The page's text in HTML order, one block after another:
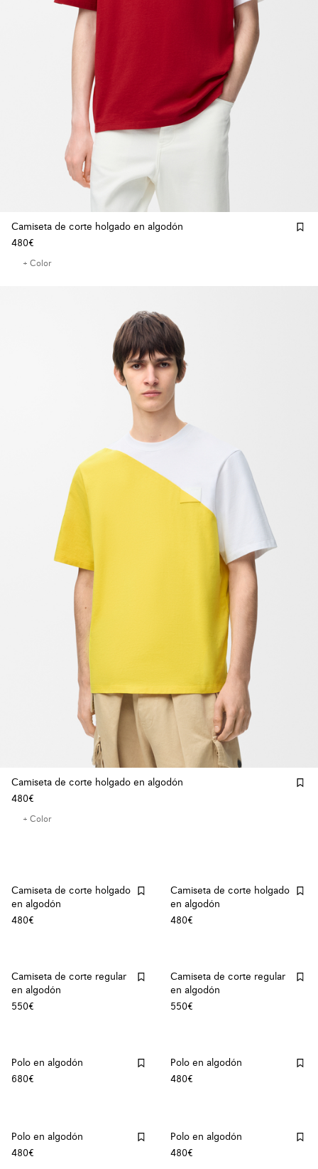
Camiseta de corte holgado en algodón
480€
+ Color
Camiseta de corte holgado en algodón
480€
+ Color
Camiseta de corte holgado
en algodón
480€
Camiseta de corte holgado
en algodón
480€
Camiseta de corte regular
en algodón
550€
Camiseta de corte regular
en algodón
550€
Polo en algodón
680€
Polo en algodón
480€
Polo en algodón
480€
Polo en algodón
480€